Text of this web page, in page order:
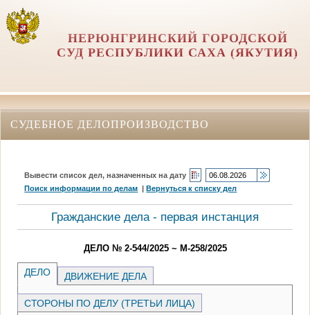
НЕРЮНГРИНСКИЙ ГОРОДСКОЙ
СУД РЕСПУБЛИКИ САХА (ЯКУТИЯ)
СУДЕБНОЕ ДЕЛОПРОИЗВОДСТВО
Вывести список дел, назначенных на дату
Поиск информации по делам |Вернуться к списку дел
Гражданские дела - первая инстанция
ДЕЛО № 2-544/2025 ~ М-258/2025
ДЕЛО ДВИЖЕНИЕ ДЕЛА
СТОРОНЫ ПО ДЕЛУ (ТРЕТЬИ ЛИЦА)